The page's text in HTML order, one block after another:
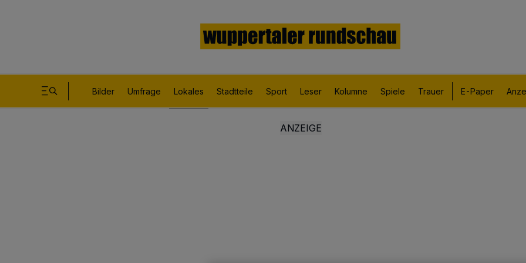
Bilder Umfrage Lokales Stadtteile Sport Leser Kolumne Spiele Trauer E-Paper